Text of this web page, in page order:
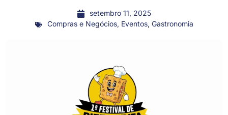
setembro 11, 2025
Compras e Negócios, Eventos, Gastronomia